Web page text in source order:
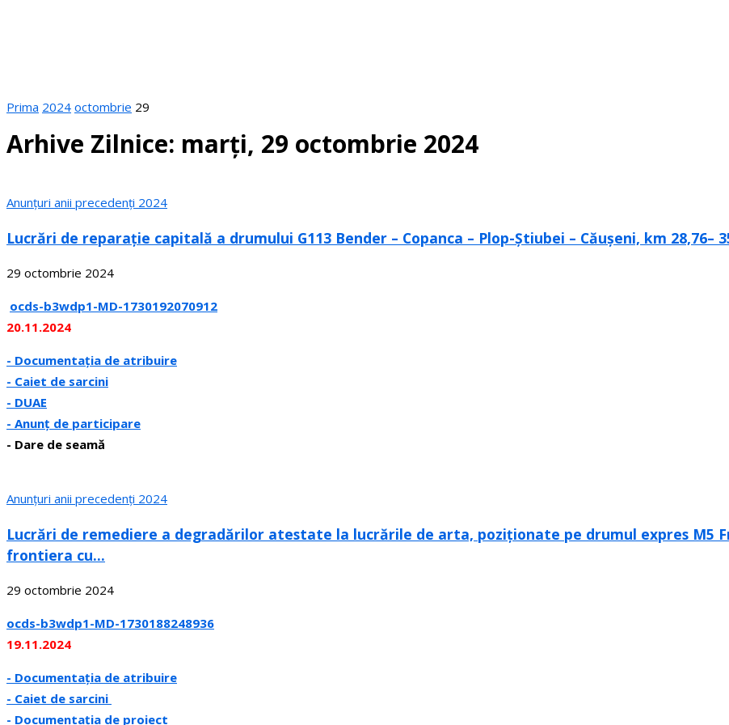
Prima 2024 octombrie 29
Arhive Zilnice: marți, 29 octombrie 2024
Anunțuri anii precedenți 2024
Lucrări de reparație capitală a drumului G113 Bender – Copanca – Plop-Știubei – Căușeni, km 28,76–
29 octombrie 2024
ocds-b3wdp1-MD-1730192070912
20.11.2024
- Documentația de atribuire
- Caiet de sarcini
- DUAE
- Anunț de participare
- Dare de seamă
Anunțuri anii precedenți 2024
Lucrări de remediere a degradărilor atestate la lucrările de arta, poziționate pe drumul expres M5
frontiera cu...
29 octombrie 2024
ocds-b3wdp1-MD-1730188248936
19.11.2024
- Documentația de atribuire
- Caiet de sarcini
- Documentația de proiect